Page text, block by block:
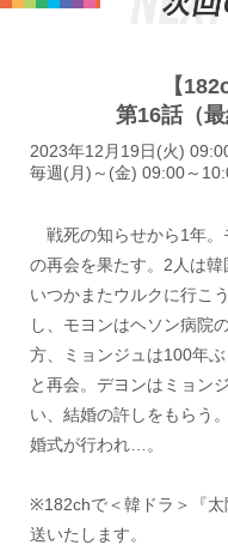
【
第16話（最
2023年12月19日(火)
毎週(月)～(金) 09:00～
戦死の知らせから1年。
の再会を果たす。2人は韓
いつかまたウルクに行こ
し、モヨンはヘソン病院
方、ミョンジュは100年
と再会。デヨンはミョン
い、結婚の許しをもらう
婚式が行われ…。
※182chで＜韓ドラ＞『
送いたします。